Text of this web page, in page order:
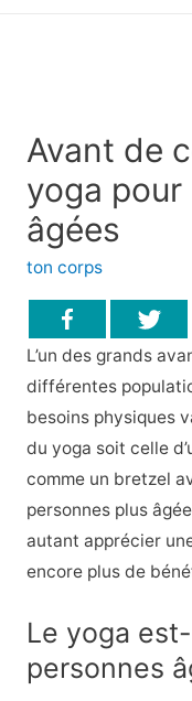
Avant de
yoga pour
âgées
ton corps
L’un des grands
différentes
besoins physiques
du yoga soit celle
comme un bretzel
personnes plus
autant apprécier
encore plus de
Le yoga
personnes